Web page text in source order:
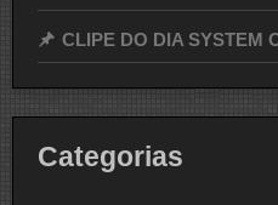
CLIPE DO DIA SYSTEM
Categorias